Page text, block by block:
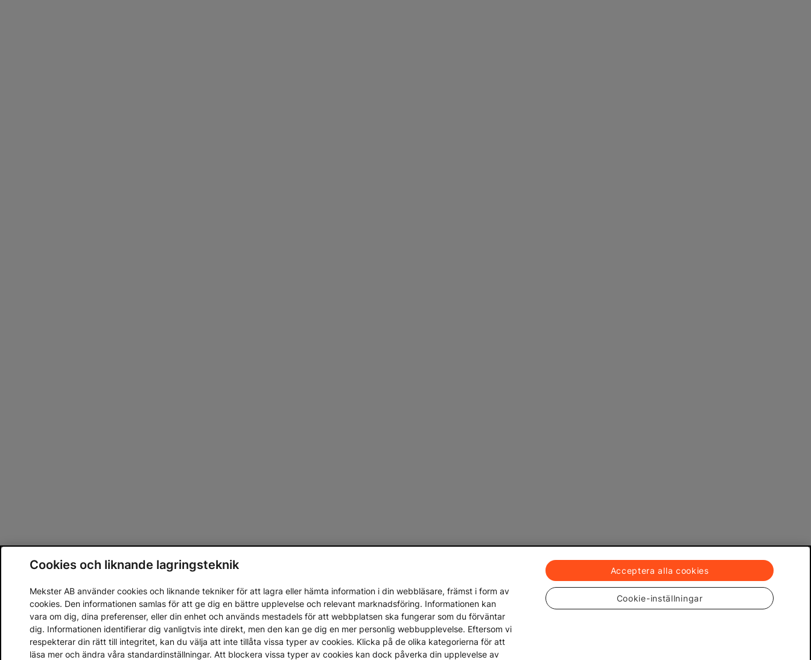
Cookies och liknande lagringsteknik
Mekster AB använder cookies och liknande tekniker för att lagra eller hämta information i din webbläsare, främst i form av
cookies. Den informationen samlas för att ge dig en bättre upplevelse och relevant marknadsföring. Informationen kan
vara om dig, dina preferenser, eller din enhet och används mestadels för att webbplatsen ska fungerar som du förväntar
dig. Informationen identifierar dig vanligtvis inte direkt, men den kan ge dig en mer personlig webbupplevelse. Eftersom vi
respekterar din rätt till integritet, kan du välja att inte tillåta vissa typer av cookies. Klicka på de olika kategorierna för att
läsa mer och ändra våra standardinställningar. Att blockera vissa typer av cookies kan dock påverka din upplevelse av
Acceptera alla cookies
Cookie-inställningar